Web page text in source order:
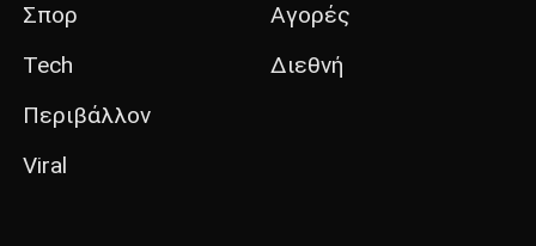
Σπορ
Tech
Περιβάλλον
Viral
Αγορές
Διεθνή